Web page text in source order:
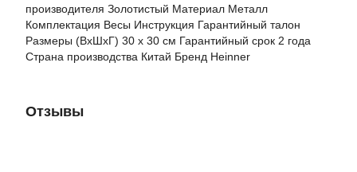
производителя Золотистый Материал Металл
Комплектация Весы Инструкция Гарантийный талон
Размеры (ВхШхГ) 30 х 30 см Гарантийный срок 2 года
Страна производства Китай Бренд Heinner
Отзывы